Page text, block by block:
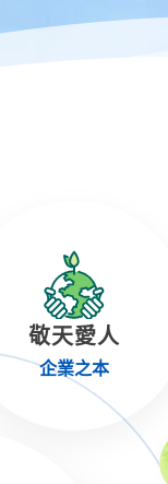
敬天愛人
企業之本